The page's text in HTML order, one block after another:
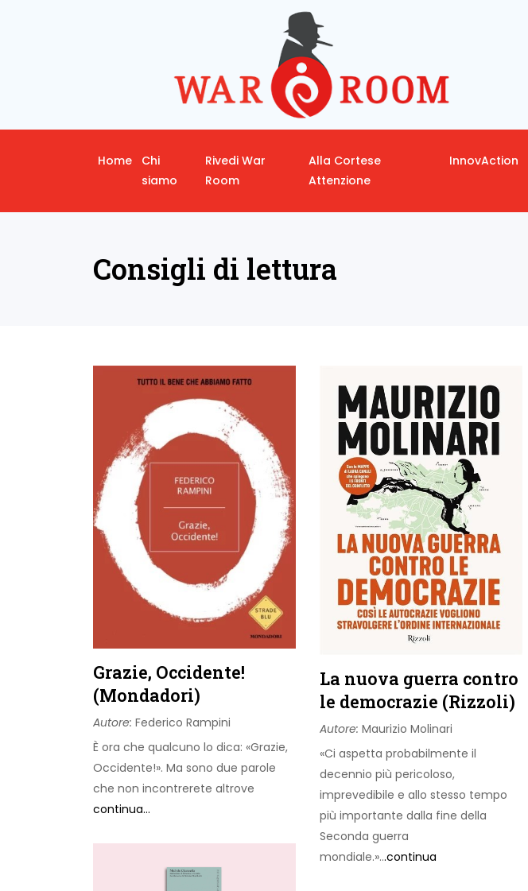
Home
Chi
siamo
Rivedi War
Room
Alla Cortese
Attenzione
InnovAction
Consigli di lettura
Grazie, Occidente!
(Mondadori)
Autore: Federico Rampini
È ora che qualcuno lo dica: «Grazie,
Occidente!». Ma sono due parole
che non incontrerete altrove
continua...
La nuova guerra contro
le democrazie (Rizzoli)
Autore: Maurizio Molinari
«Ci aspetta probabilmente il
decennio più pericoloso,
imprevedibile e allo stesso tempo
più importante dalla fine della
Seconda guerra
mondiale.»...continua